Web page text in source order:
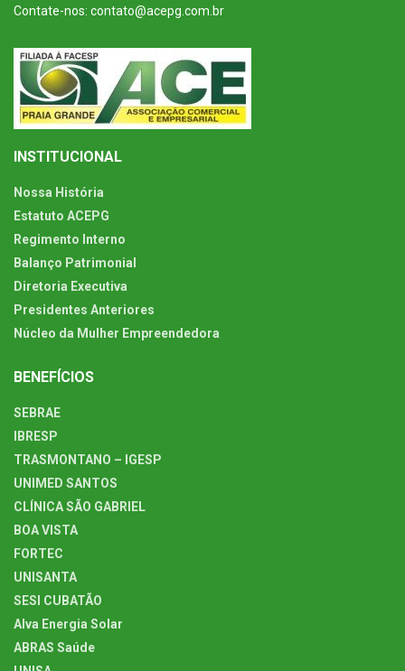
Contate-nos: contato@acepg.com.br
INSTITUCIONAL
Nossa História
Estatuto ACEPG
Regimento Interno
Balanço Patrimonial
Diretoria Executiva
Presidentes Anteriores
Núcleo da Mulher Empreendedora
BENEFÍCIOS
SEBRAE
IBRESP
TRASMONTANO – IGESP
UNIMED SANTOS
CLÍNICA SÃO GABRIEL
BOA VISTA
FORTEC
UNISANTA
SESI CUBATÃO
Alva Energia Solar
ABRAS Saúde